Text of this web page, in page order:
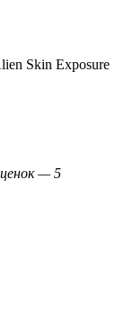
Skin Exposure
— 5